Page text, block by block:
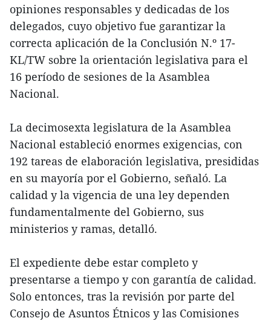
opiniones responsables y dedicadas de los
delegados, cuyo objetivo fue garantizar la
correcta aplicación de la Conclusión N.º 17-
KL/TW sobre la orientación legislativa para el
16 período de sesiones de la Asamblea
Nacional.
La decimosexta legislatura de la Asamblea
Nacional estableció enormes exigencias, con
192 tareas de elaboración legislativa, presididas
en su mayoría por el Gobierno, señaló. La
calidad y la vigencia de una ley dependen
fundamentalmente del Gobierno, sus
ministerios y ramas, detalló.
El expediente debe estar completo y
presentarse a tiempo y con garantía de calidad.
Solo entonces, tras la revisión por parte del
Consejo de Asuntos Étnicos y las Comisiones